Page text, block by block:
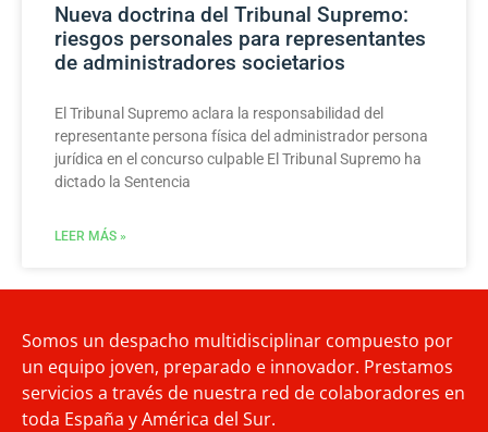
Nueva doctrina del Tribunal Supremo:
riesgos personales para representantes
de administradores societarios
El Tribunal Supremo aclara la responsabilidad del
representante persona física del administrador persona
jurídica en el concurso culpable El Tribunal Supremo ha
dictado la Sentencia
LEER MÁS »
Somos un despacho multidisciplinar compuesto por
un equipo joven, preparado e innovador. Prestamos
servicios a través de nuestra red de colaboradores en
toda España y América del Sur.